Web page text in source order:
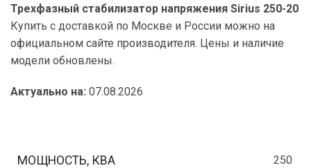
Трехфазный стабилизатор напряжения Sirius 250-20
Купить с доставкой по Москве и России можно на
официальном сайте производителя. Цены и наличие
модели обновлены.
Актуально на: 07.08.2026
МОЩНОСТЬ, КВА 250